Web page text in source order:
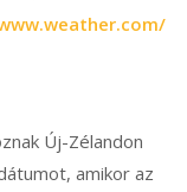
Új-Zélandon
amikor az